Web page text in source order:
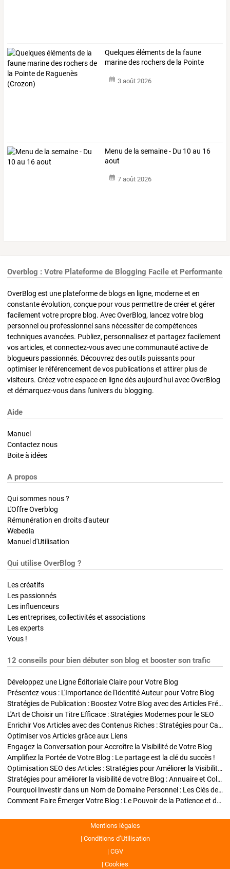
Quelquesélémentsde la faune
marinedes rochersde la Pointe
3 août 2026
Menu de la semaine - Du 10 au 16
aout
7 août 2026
Overblog : Votre Plateforme de Blogging Facile et Performante
OverBlog est une plateforme de blogs en ligne, moderne et en
constante évolution, conçue pour vous permettre de créer et gérer
facilement votre propre blog. Avec OverBlog, lancez votre blog
personnel ou professionnel sans nécessiter de compétences
techniques avancées. Publiez, personnalisez et partagez facilement
vos articles, et connectez-vous avec une communauté active de
blogueurs passionnés. Découvrez des outils puissants pour
optimiser le référencement de vos publications et attirer plus de
visiteurs. Créez votre espace en ligne dès aujourd'hui avec OverBlog
et démarquez-vous dans l'univers du blogging.
Aide
Manuel
Contactez nous
Boite à idées
A propos
Qui sommes nous ?
L'Offre Overblog
Rémunération en droits d'auteur
Webedia
Manuel d'Utilisation
Qui utilise OverBlog ?
Les créatifs
Les passionnés
Les influenceurs
Les entreprises, collectivités et associations
Les experts
Vous !
12 conseils pour bien débuter son blog et booster son trafic
Développez une Ligne Éditoriale Claire pour Votre Blog
Présentez-vous : L'Importance de l'Identité Auteur pour Votre Blog
Stratégies de Publication : Boostez Votre Blog avec des Articles Fréquents et Exclusifs
L'Art de Choisir un Titre Efficace : Stratégies Modernes pour le SEO
Enrichir Vos Articles avec des Contenus Riches : Stratégies pour Captiver et Optimiser
Optimiser vos Articles grâce aux Liens
Engagez la Conversation pour Accroître la Visibilité de Votre Blog
Amplifiez la Portée de Votre Blog : Le partage est la clé du succès !
Optimisation SEO des Articles : Stratégies pour Améliorer la Visibilité de Votre Blog
Stratégies pour améliorer la visibilité de votre Blog : Annuaire et Collaborations
Pourquoi Investir dans un Nom de Domaine Personnel : Les Clés de la Réussite de Votre Blog
Comment Faire Émerger Votre Blog : Le Pouvoir de la Patience et de la Persévérance
Mentions légales
Conditions d’Utilisation
CGV
Cookies